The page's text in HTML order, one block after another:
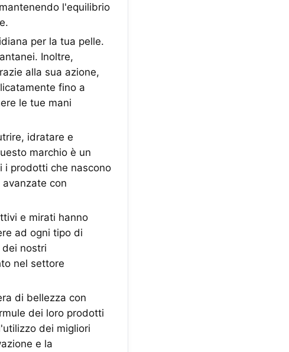
l'equilibrio
per la tua pelle.
Inoltre,
alla sua azione,
fino a
le tue mani
idratare e
marchio è un
i prodotti che nascono
con
e mirati hanno
ad ogni tipo di
nostri
nel settore
di bellezza con
dei loro prodotti
dei migliori
e la